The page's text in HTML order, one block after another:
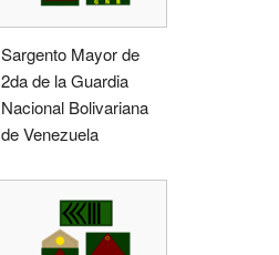
Sargento Mayor de
2da de la Guardia
Nacional Bolivariana
de Venezuela